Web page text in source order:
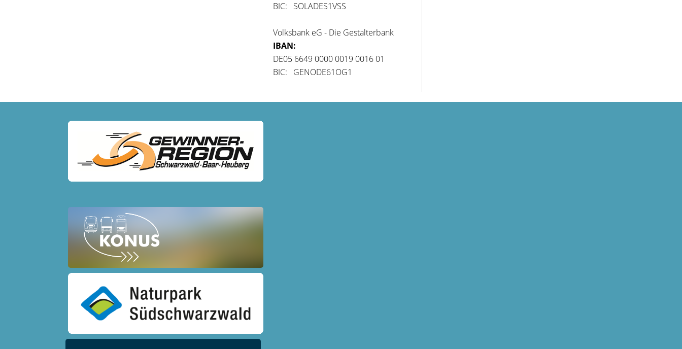
BIC: SOLADES1VSS
Volksbank eG - Die Gestalterbank
IBAN:
DE05 6649 0000 0019 0016 01
BIC: GENODE61OG1